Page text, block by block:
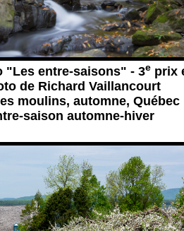
"Les entre-saisons" - 3e prix
de Richard Vaillancourt
moulins, automne, Québec
saison automne-hiver